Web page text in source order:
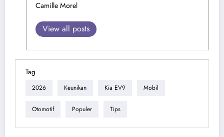
Camille Morel
View all posts
Tag
2026 Keunikan Kia EV9 Mobil
Otomotif Populer Tips